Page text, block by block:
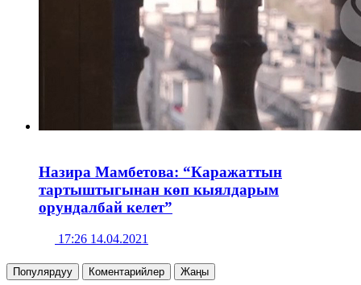
Назира Мамбетова: “Каражаттын
тартыштыгынан көп кыялдарым
орундалбай келет”
17:26 14.04.2021
Популярдуу Коментарийлер Жаңы